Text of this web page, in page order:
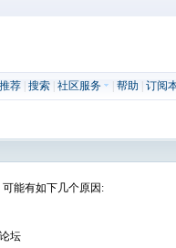
推荐| 搜索| 社区服务 帮助 订阅
能有如下几个原因:
坛